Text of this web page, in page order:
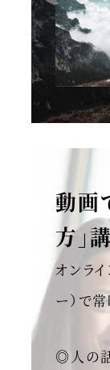
動画
方」
オンラ
ー）で
◎人の